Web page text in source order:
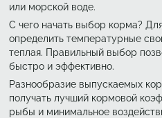
или морской воде.
С чего начать выбор корма?
определить температурные
теплая. Правильный выбор
быстро и эффективно.
Разнообразие выпускаемых
получать лучший кормовой
рыбы и минимальное